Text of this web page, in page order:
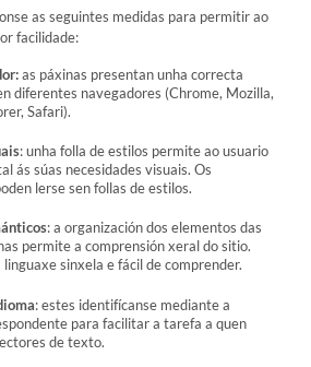
as seguintes medidas para permitir ao
facilidade:
as páxinas presentan unha correcta
diferentes navegadores (Chrome, Mozilla,
Safari).
: unha folla de estilos permite ao usuario
ás súas necesidades visuais. Os
lerse sen follas de estilos.
: a organización dos elementos das
permite a comprensión xeral do sitio.
sinxela e fácil de comprender.
: estes identifícanse mediante a
para facilitar a tarefa a quen
de texto.